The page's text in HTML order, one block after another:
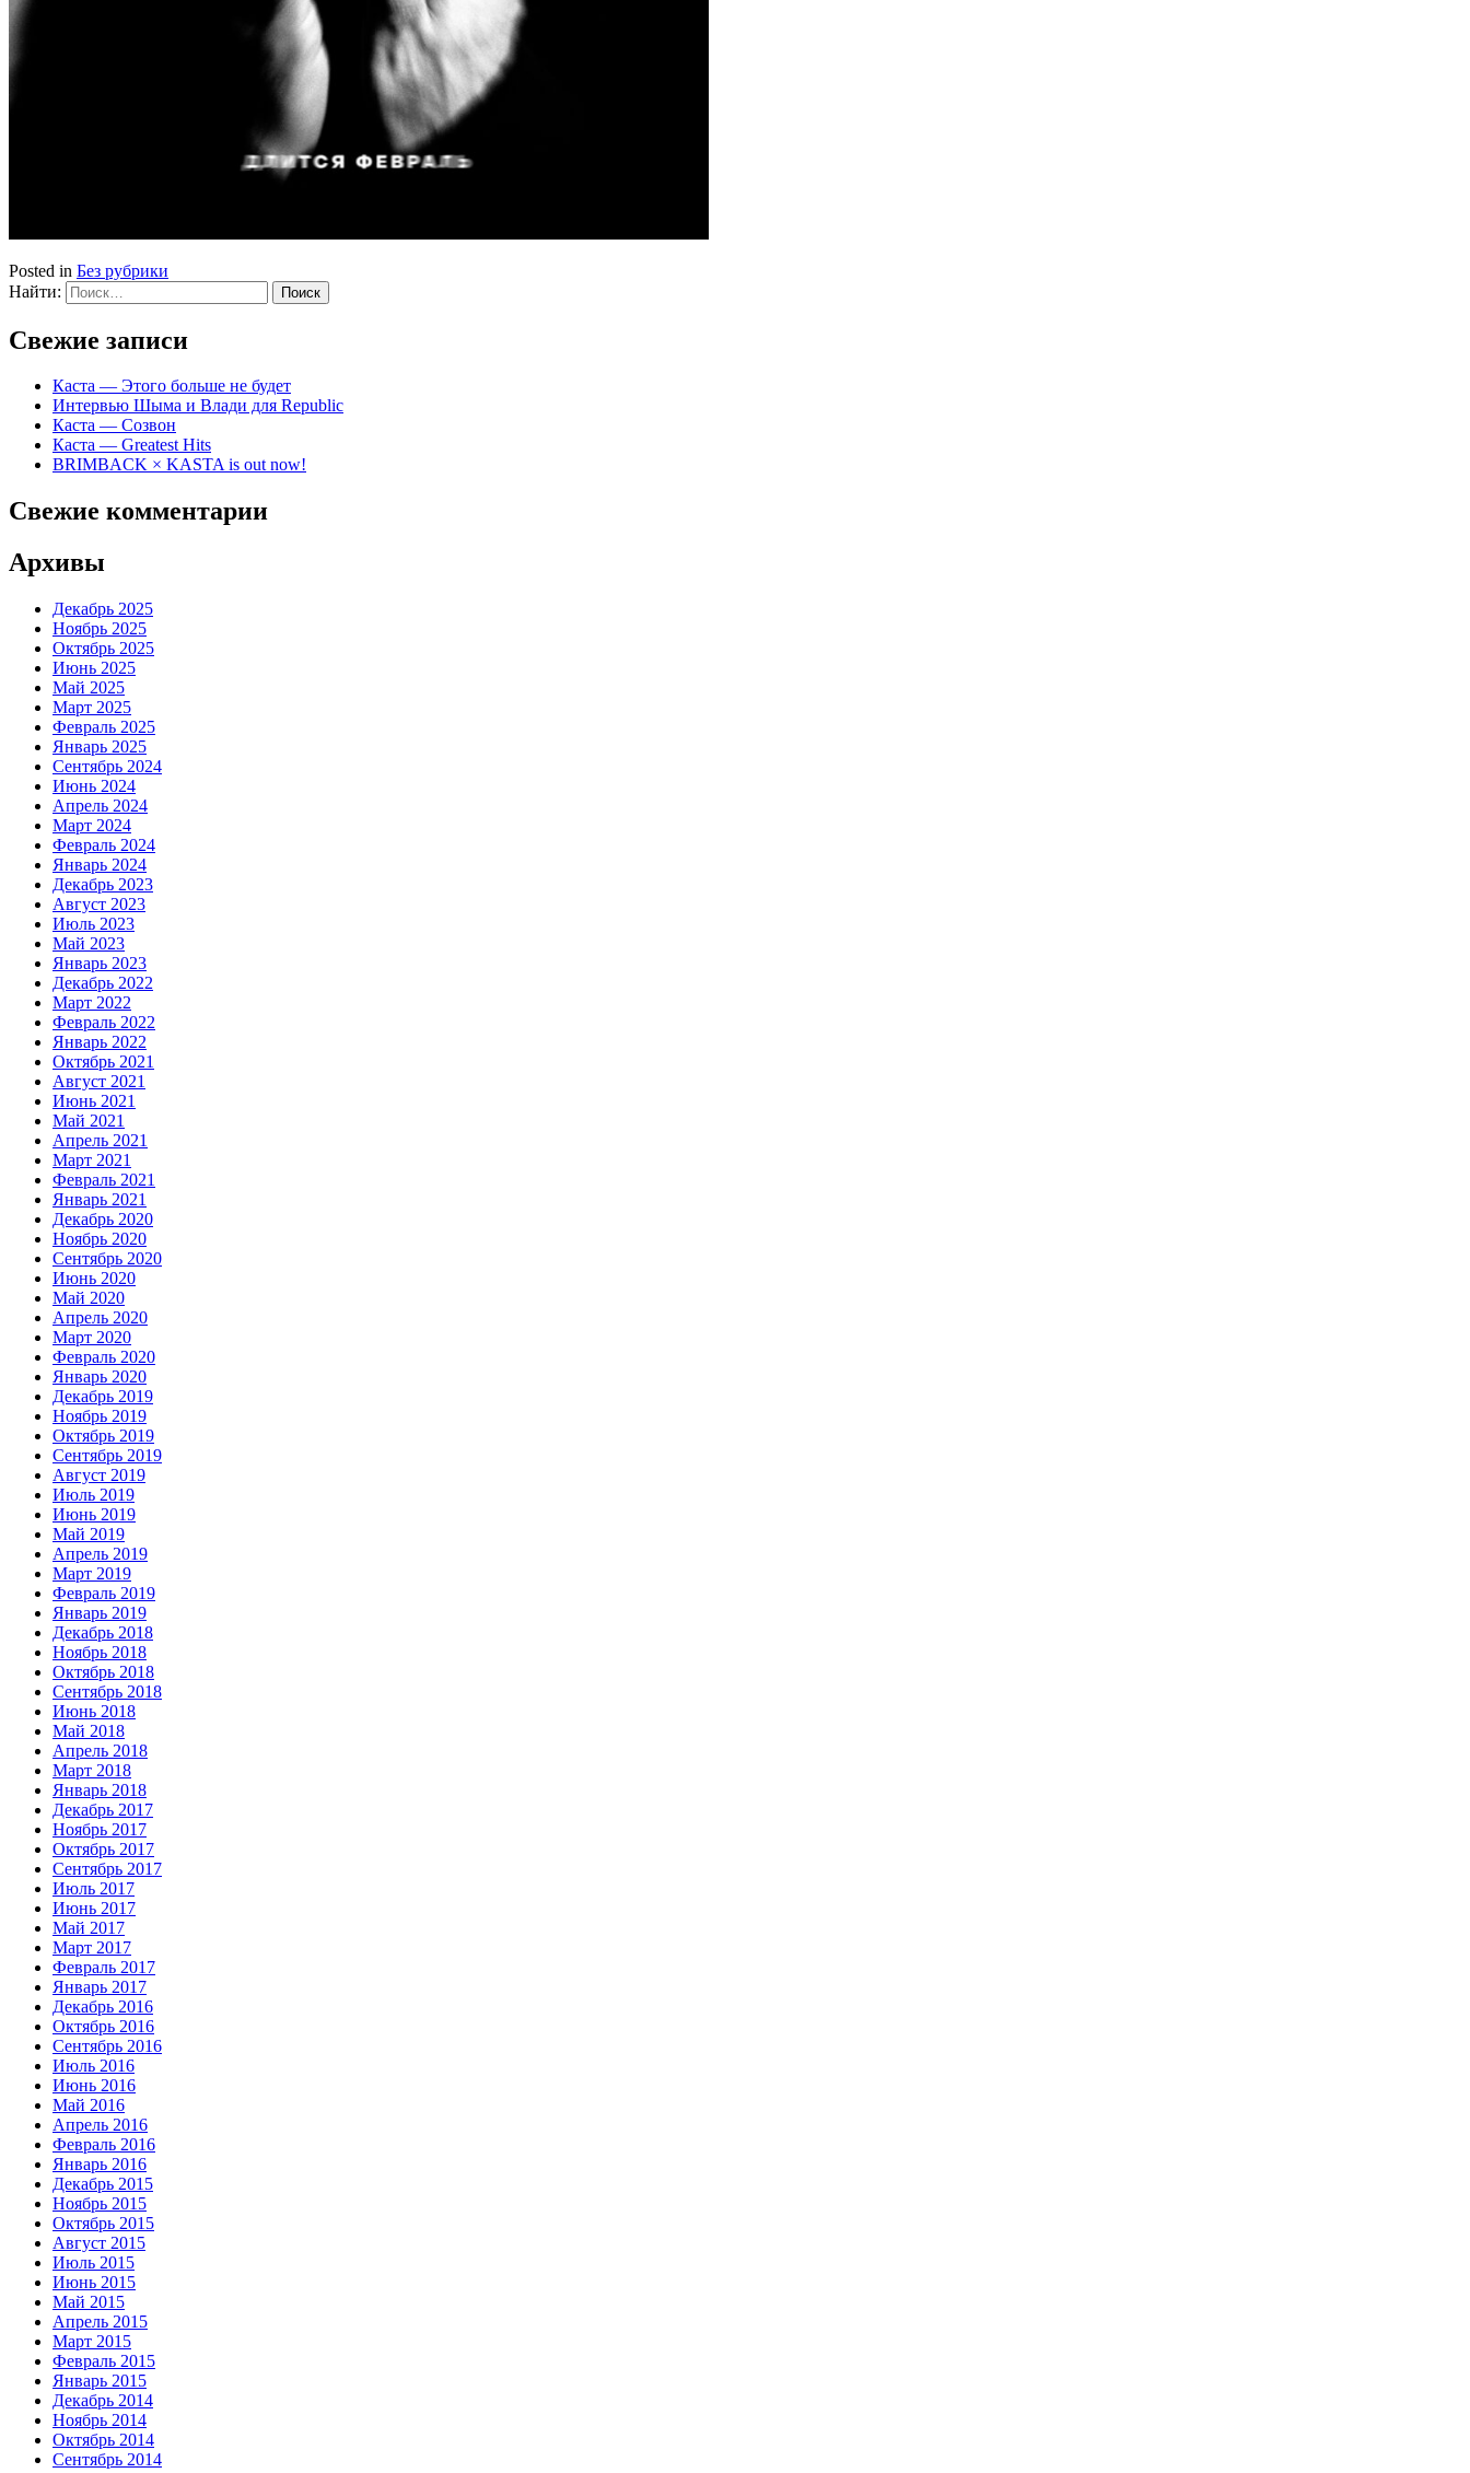
Posted in Без рубрики
Найти:
Свежие записи
Каста — Этого больше не будет
Интервью Шыма и Влади для Republic
Каста — Созвон
Каста — Greatest Hits
BRIMBACK × KASTA is out now!
Свежие комментарии
Архивы
Декабрь 2025
Ноябрь 2025
Октябрь 2025
Июнь 2025
Май 2025
Март 2025
Февраль 2025
Январь 2025
Сентябрь 2024
Июнь 2024
Апрель 2024
Март 2024
Февраль 2024
Январь 2024
Декабрь 2023
Август 2023
Июль 2023
Май 2023
Январь 2023
Декабрь 2022
Март 2022
Февраль 2022
Январь 2022
Октябрь 2021
Август 2021
Июнь 2021
Май 2021
Апрель 2021
Март 2021
Февраль 2021
Январь 2021
Декабрь 2020
Ноябрь 2020
Сентябрь 2020
Июнь 2020
Май 2020
Апрель 2020
Март 2020
Февраль 2020
Январь 2020
Декабрь 2019
Ноябрь 2019
Октябрь 2019
Сентябрь 2019
Август 2019
Июль 2019
Июнь 2019
Май 2019
Апрель 2019
Март 2019
Февраль 2019
Январь 2019
Декабрь 2018
Ноябрь 2018
Октябрь 2018
Сентябрь 2018
Июнь 2018
Май 2018
Апрель 2018
Март 2018
Январь 2018
Декабрь 2017
Ноябрь 2017
Октябрь 2017
Сентябрь 2017
Июль 2017
Июнь 2017
Май 2017
Март 2017
Февраль 2017
Январь 2017
Декабрь 2016
Октябрь 2016
Сентябрь 2016
Июль 2016
Июнь 2016
Май 2016
Апрель 2016
Февраль 2016
Январь 2016
Декабрь 2015
Ноябрь 2015
Октябрь 2015
Август 2015
Июль 2015
Июнь 2015
Май 2015
Апрель 2015
Март 2015
Февраль 2015
Январь 2015
Декабрь 2014
Ноябрь 2014
Октябрь 2014
Сентябрь 2014